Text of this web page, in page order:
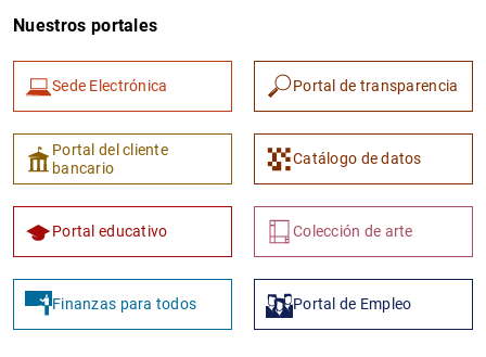
1 2
Nuestros portales
Sede Electrónica Portal de transparencia
Portal del cliente
bancario
Catálogo de datos
Portal educativo Colección de arte
Finanzas para todos Portal de Empleo